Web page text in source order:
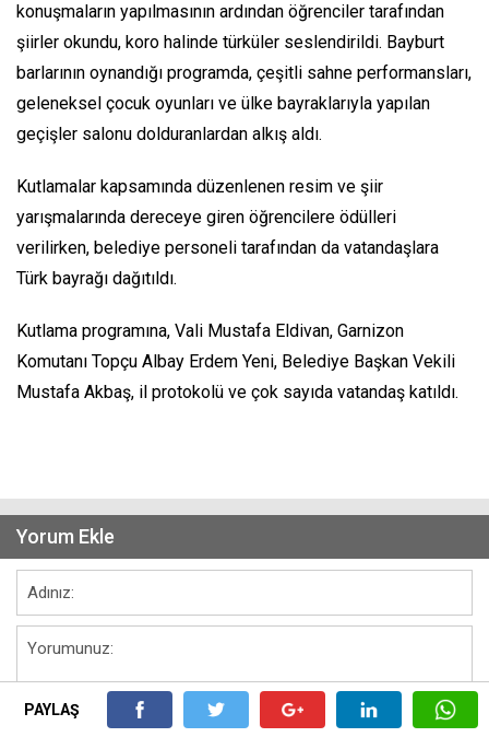
PAYLAŞ
konuşmaların yapılmasının ardından öğrenciler tarafından
şiirler okundu, koro halinde türküler seslendirildi. Bayburt
barlarının oynandığı programda, çeşitli sahne performansları,
geleneksel çocuk oyunları ve ülke bayraklarıyla yapılan
geçişler salonu dolduranlardan alkış aldı.
Kutlamalar kapsamında düzenlenen resim ve şiir
yarışmalarında dereceye giren öğrencilere ödülleri
verilirken, belediye personeli tarafından da vatandaşlara
Türk bayrağı dağıtıldı.
Kutlama programına, Vali Mustafa Eldivan, Garnizon
Komutanı Topçu Albay Erdem Yeni, Belediye Başkan Vekili
Mustafa Akbaş, il protokolü ve çok sayıda vatandaş katıldı.
Yorum Ekle